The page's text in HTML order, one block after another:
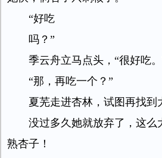
“好吃
吗？”
季云舟立马点头，“很好吃
“那，再吃一个？”
夏芜走进杏林，试图再找到
没过多久她就放弃了，这么
熟杏子！